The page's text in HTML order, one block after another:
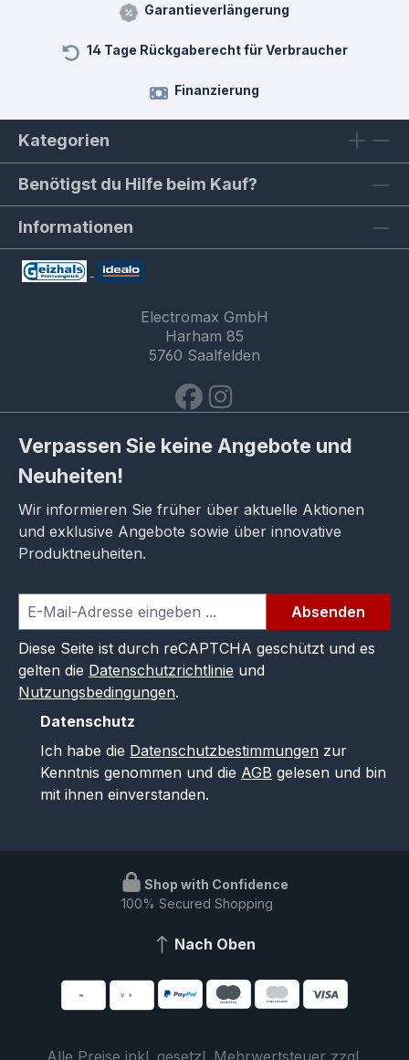
Garantieverlängerung
14 Tage Rückgaberecht für Verbraucher
Finanzierung
Kategorien
Benötigst du Hilfe beim Kauf?
Informationen
Electromax GmbH
Harham 85
5760 Saalfelden
Verpassen Sie keine Angebote und
Neuheiten!
Wir informieren Sie früher über aktuelle Aktionen
und exklusive Angebote sowie über innovative
Produktneuheiten.
Absenden
Diese Seite ist durch reCAPTCHA geschützt und es
gelten die Datenschutzrichtlinie und
Nutzungsbedingungen.
Datenschutz
Ich habe die Datenschutzbestimmungen zur
Kenntnis genommen und die AGB gelesen und bin
mit ihnen einverstanden.
Shop with Confidence
100% Secured Shopping
Nach Oben